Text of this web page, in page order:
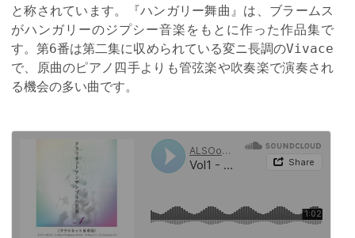
と称されています。『ハンガリー舞曲』は、ブラームス
がハンガリーのジプシー音楽をもとに作った作品集で
す。第6番は第二集に収められている変ニ長調のVivace
で、原曲のピアノ四手よりも管弦楽や吹奏楽で演奏され
る機会の多い曲です。